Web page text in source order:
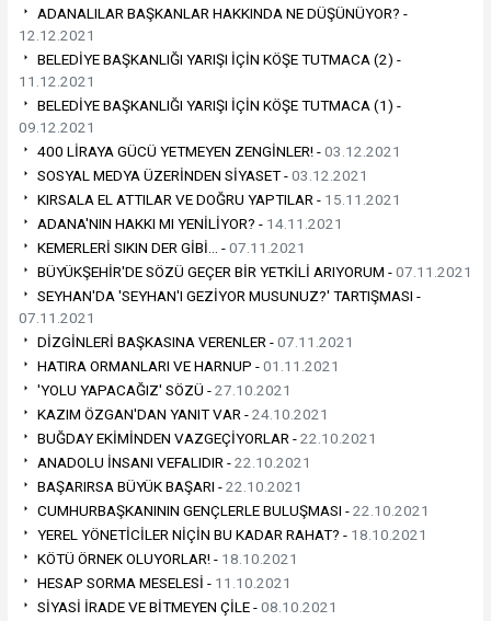
ADANALILAR BAŞKANLAR HAKKINDA NE DÜŞÜNÜYOR? -
12.12.2021
BELEDİYE BAŞKANLIĞI YARIŞI İÇİN KÖŞE TUTMACA (2) -
11.12.2021
BELEDİYE BAŞKANLIĞI YARIŞI İÇİN KÖŞE TUTMACA (1) -
09.12.2021
400 LİRAYA GÜCÜ YETMEYEN ZENGİNLER! -03.12.2021
SOSYAL MEDYA ÜZERİNDEN SİYASET -03.12.2021
KIRSALA EL ATTILAR VE DOĞRU YAPTILAR - 15.11.2021
ADANA'NIN HAKKI MI YENİLİYOR? - 14.11.2021
KEMERLERİ SIKIN DER GİBİ… -07.11.2021
BÜYÜKŞEHİR'DE SÖZÜ GEÇER BİR YETKİLİ ARIYORUM -07.11.2021
SEYHAN'DA 'SEYHAN'I GEZİYOR MUSUNUZ?' TARTIŞMASI -
07.11.2021
DİZGİNLERİ BAŞKASINA VERENLER -07.11.2021
HATIRA ORMANLARI VE HARNUP -01.11.2021
'YOLU YAPACAĞIZ' SÖZÜ -27.10.2021
KAZIM ÖZGAN'DAN YANIT VAR -24.10.2021
BUĞDAY EKİMİNDEN VAZGEÇİYORLAR -22.10.2021
ANADOLU İNSANI VEFALIDIR -22.10.2021
BAŞARIRSA BÜYÜK BAŞARI -22.10.2021
CUMHURBAŞKANININ GENÇLERLE BULUŞMASI -22.10.2021
YEREL YÖNETİCİLER NİÇİN BU KADAR RAHAT? - 18.10.2021
KÖTÜ ÖRNEK OLUYORLAR! - 18.10.2021
HESAP SORMA MESELESİ - 11.10.2021
SİYASİ İRADE VE BİTMEYEN ÇİLE -08.10.2021